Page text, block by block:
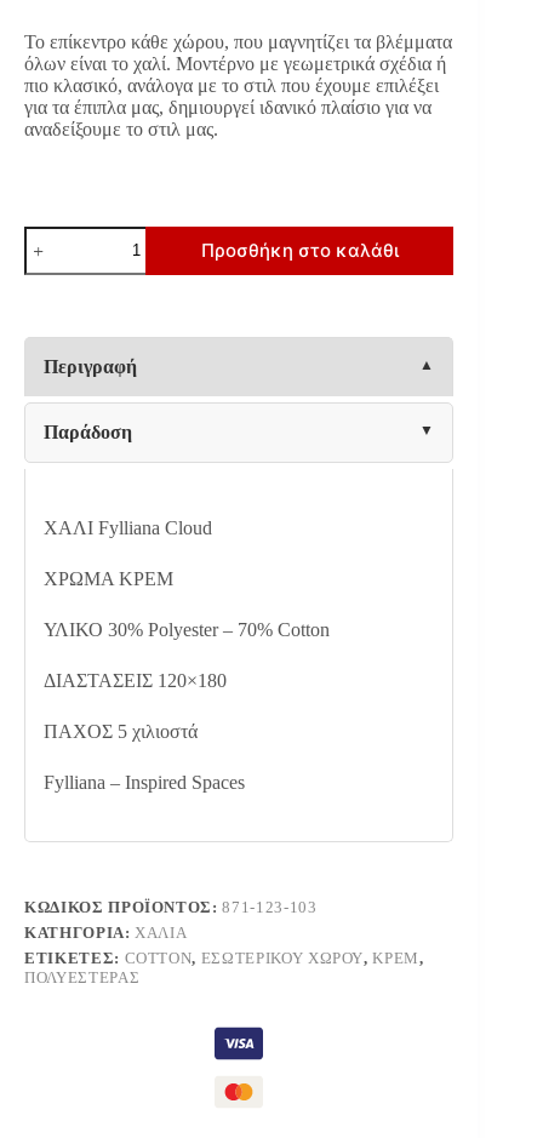
was:
€67.50.
τιμή
είναι:
€54.00.
Το επίκεντρο κάθε χώρου, που μαγνητίζει τα βλέμματα
όλων είναι το χαλί. Μοντέρνο με γεωμετρικά σχέδια ή
πιο κλασικό, ανάλογα με το στιλ που έχουμε επιλέξει
για τα έπιπλα μας, δημιουργεί ιδανικό πλαίσιο για να
αναδείξουμε το στιλ μας.
ΧΑΛΙ
Fylliana
Clοud
120x180εκ
ποσότητα
Προσθήκη στο καλάθι
Περιγραφή
Παράδοση
ΧΑΛΙ Fylliana Clοud
ΧΡΩΜΑ ΚΡΕΜ
ΥΛΙΚΟ 30% Polyester – 70% Cotton
ΔΙΑΣΤΑΣΕΙΣ 120×180
ΠΑΧΟΣ 5 χιλιοστά
Fylliana – Inspired Spaces
ΚΩΔΙΚΌΣ ΠΡΟΪΌΝΤΟΣ:871-123-103
ΚΑΤΗΓΟΡΊΑ: ΧΑΛΙΆ
ΕΤΙΚΈΤΕΣ: COTTON, ΕΣΩΤΕΡΙΚΟΎ ΧΏΡΟΥ,ΚΡΕΜ,
ΠΟΛΥΕΣΤΈΡΑΣ